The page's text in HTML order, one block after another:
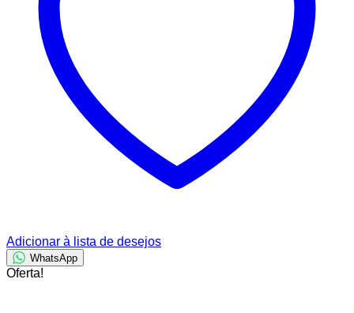
Adicionar à lista de desejos
WhatsApp
Oferta!